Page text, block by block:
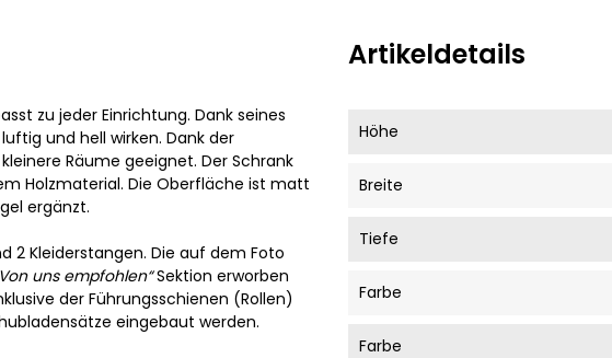
zu jeder Einrichtung. Dank seines
und hell wirken. Dank der
Räume geeignet. Der Schrank
Holzmaterial. Die Oberfläche ist matt
ergänzt.
2 Kleiderstangen. Die auf dem Foto
uns empfohlen“Sektion erworben
der Führungsschienen (Rollen)
eingebaut werden.
Artikeldetails
Höhe
Breite
Tiefe
Farbe
Farbe